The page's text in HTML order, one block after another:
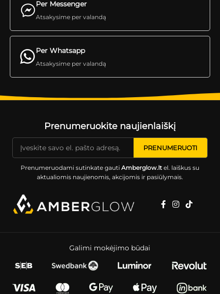
Per Messenger
Atsakysime per valandą
Per Whatsapp
Atsakysime per valandą
Prenumeruokite naujienlaiškį
Prenumeruodami sutinkate gauti Amberglow.ltel. laiškus su
aktualiomis naujienomis, akcijomis ir pasiūlymais.
Galimi mokėjimo būdai